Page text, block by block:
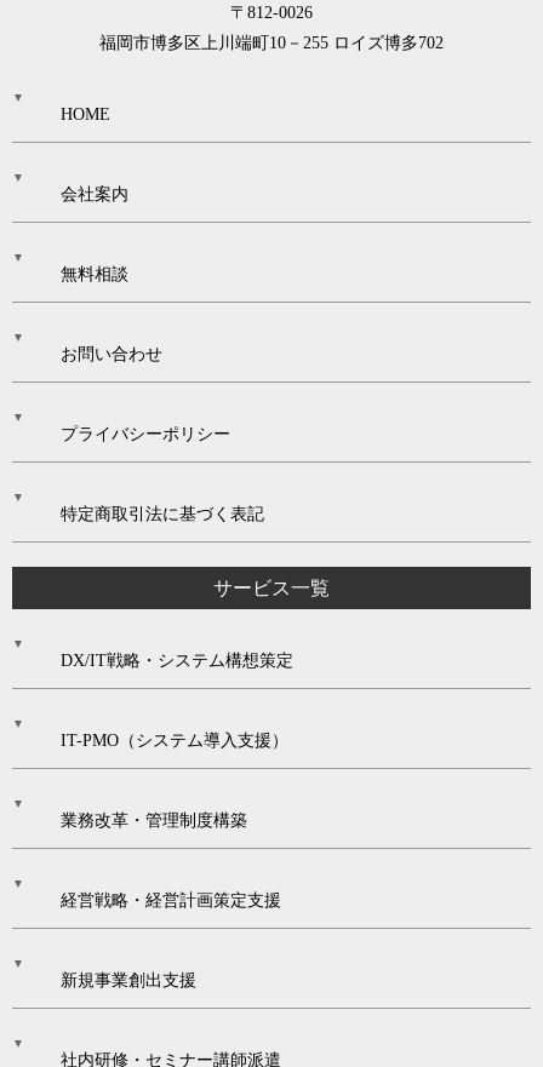
〒812-0026
福岡市博多区上川端町10－255 ロイズ博多702
HOME
会社案内
無料相談
お問い合わせ
プライバシーポリシー
特定商取引法に基づく表記
サービス一覧
DX/IT戦略・システム構想策定
IT-PMO（システム導入支援）
業務改革・管理制度構築
経営戦略・経営計画策定支援
新規事業創出支援
社内研修・セミナー講師派遣